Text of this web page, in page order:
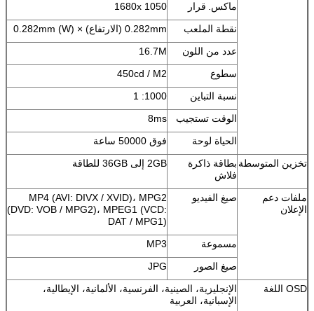
ماكس. قرار
1680x 1050
نقطة الملعب
0.282mm (الارتفاع) × 0.282mm (W)
عدد من اللون
16.7M
سطوع
450cd / M2
نسبة التباين
1000: 1
الوقت تستجيب
8ms
الحياة لوحة
فوق 50000 ساعة
تخزين المتوسطة بطاقة ذاكرة
فلاش
2GB إلى 36GB للطاقة
ملفات دعم
الإعلان
صيغ الفيديو
MP4 (AVI: DIVX / XVID)، MPG2
(DVD: VOB / MPG2)، MPEG1 (VCD:
DAT / MPG1)
مسموعة
MP3
صيغ الصور
JPG
OSD اللغة
الإنجليزية، الصينية، الفرنسية، الألمانية، الإيطالية،
الإسبانية، العربية